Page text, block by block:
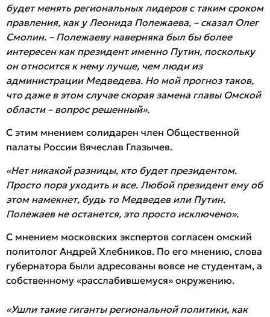
будет менять региональных лидеров с таким сроком
правления, как у Леонида Полежаева, – сказал Олег
Смолин. – Полежаеву наверняка был бы более
интересен как президент именно Путин, поскольку
он относится к нему лучше, чем люди из
администрации Медведева. Но мой прогноз таков,
что даже в этом случае скорая замена главы Омской
области – вопрос решенный».
С этим мнением солидарен член Общественной
палаты России Вячеслав Глазычев.
«Нет никакой разницы, кто будет президентом.
Просто пора уходить и все. Любой президент ему об
этом намекнет, будь то Медведев или Путин.
Полежаев не останется, это просто исключено».
С мнением московских экспертов согласен омский
политолог Андрей Хлебников. По его мнению, слова
губернатора были адресованы вовсе не студентам, а
собственному «расслабившемуся» окружению.
«Ушли такие гиганты региональной политики, как